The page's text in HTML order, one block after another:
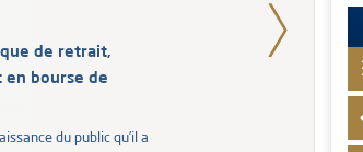
de retrait,
en bourse de
du public qu’il a